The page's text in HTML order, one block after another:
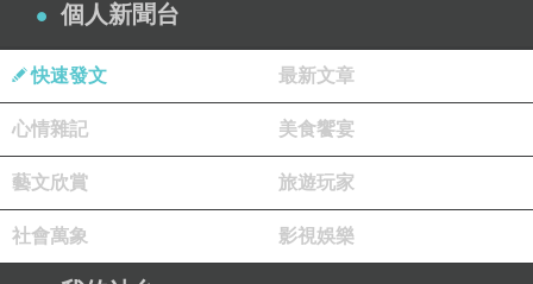
個人新聞台
快速發文 最新文章
心情雜記 美食饗宴
藝文欣賞 旅遊玩家
社會萬象 影視娛樂